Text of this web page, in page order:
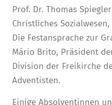
Prof. Dr. Thomas
Christliches
Die Festansprache zur
Mário Brito, Präsident
Division der Freikirche
Adventisten.
Einige Absolventinnen